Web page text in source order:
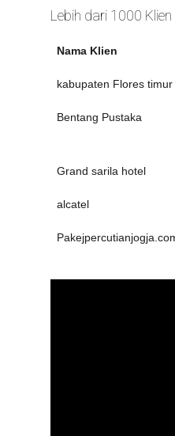
Lebih dari 1000
Nama Klien
kabupaten Flores timur
Bentang Pustaka
Grand sarila hotel
alcatel